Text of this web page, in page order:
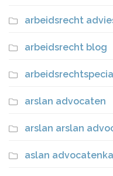
arbeidsrecht
arbeidsrecht blog
arslan advocaten
arslan arslan
aslan